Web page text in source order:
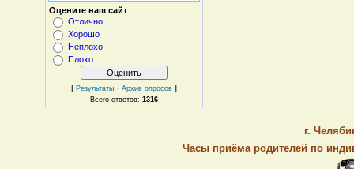
Оцените наш сайт
Отлично
Хорошо
Неплохо
Плохо
[ Результаты· Архив опросов]
Всего ответов: 1316
г.
Часы приёма родителей по